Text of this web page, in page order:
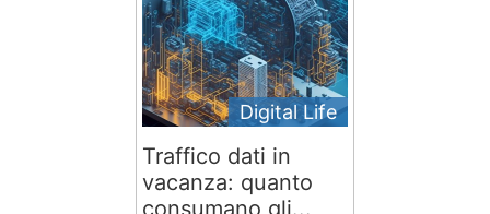
Digital Life
Traffico dati in
vacanza: quanto
consumano gli...